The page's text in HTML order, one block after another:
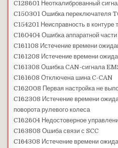
C128601 Неоткалиброванный
C150301 Ошибка переключателя
C154201 Неисправность в контуре
C160404 Ошибка аппаратной
C161108 Истечение времени
C161208 Истечение времени
C161308 Ошибка CAN-сигнала
C161608 Отключена шина C-CAN
C162008 Первая настройка не
C162308 Истечение времени
поворота рулевого колеса
C162604 Недостоверное
C163808 Ошиба связи с SCC
C164308 Истечение времени